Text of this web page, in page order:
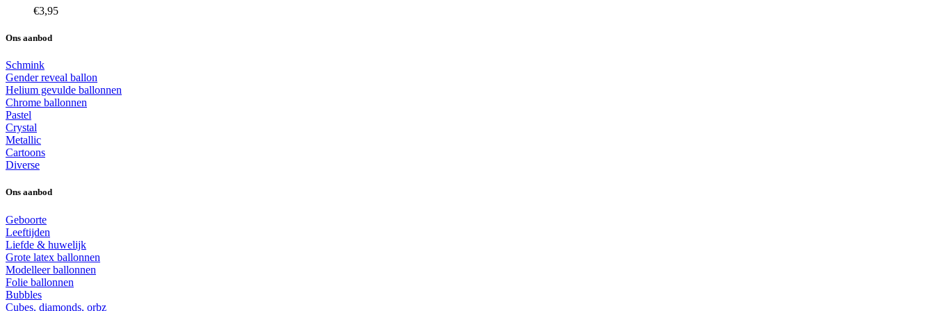
€3,95
Ons aanbod
Schmink
Gender reveal ballon
Helium gevulde ballonnen
Chrome ballonnen
Pastel
Crystal
Metallic
Cartoons
Diverse
Ons aanbod
Geboorte
Leeftijden
Liefde & huwelijk
Grote latex ballonnen
Modelleer ballonnen
Folie ballonnen
Bubbles
Cubes, diamonds, orbz